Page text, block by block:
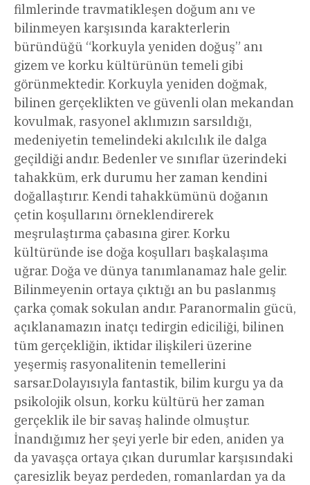
filmlerinde travmatikleşen doğum anı ve
bilinmeyen karşısında karakterlerin
büründüğü “korkuyla yeniden doğuş” anı
gizem ve korku kültürünün temeli gibi
görünmektedir. Korkuyla yeniden doğmak,
bilinen gerçeklikten ve güvenli olan mekandan
kovulmak, rasyonel aklımızın sarsıldığı,
medeniyetin temelindeki akılcılık ile dalga
geçildiği andır. Bedenler ve sınıflar üzerindeki
tahakküm, erk durumu her zaman kendini
doğallaştırır. Kendi tahakkümünü doğanın
çetin koşullarını örneklendirerek
meşrulaştırma çabasına girer. Korku
kültüründe ise doğa koşulları başkalaşıma
uğrar. Doğa ve dünya tanımlanamaz hale gelir.
Bilinmeyenin ortaya çıktığı an bu paslanmış
çarka çomak sokulan andır. Paranormalin gücü,
açıklanamazın inatçı tedirgin ediciliği, bilinen
tüm gerçekliğin, iktidar ilişkileri üzerine
yeşermiş rasyonalitenin temellerini
sarsar.Dolayısıyla fantastik, bilim kurgu ya da
psikolojik olsun, korku kültürü her zaman
gerçeklik ile bir savaş halinde olmuştur.
İnandığımız her şeyi yerle bir eden, aniden ya
da yavaşça ortaya çıkan durumlar karşısındaki
çaresizlik beyaz perdeden, romanlardan ya da